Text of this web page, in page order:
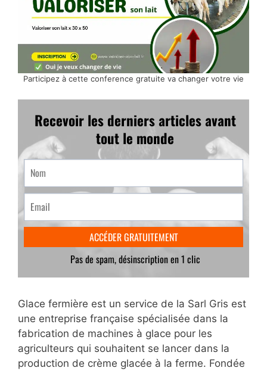
Participez à cette conference gratuite va changer votre vie
Glace fermière est un service de la Sarl Gris est
une entreprise française spécialisée dans la
fabrication de machines à glace pour les
agriculteurs qui souhaitent se lancer dans la
production de crème glacée à la ferme. Fondée